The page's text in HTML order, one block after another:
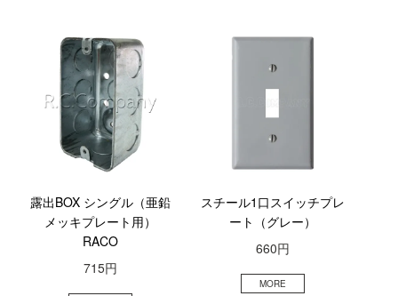
露出BOX シングル（亜鉛
メッキプレート用）
RACO
715円
スチール1口スイッチプレ
ート（グレー）
660円